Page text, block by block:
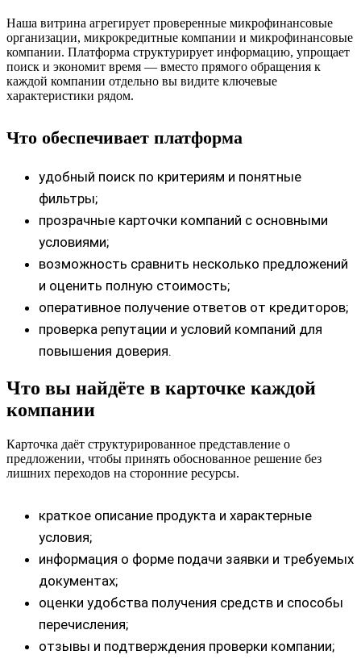
Наша витрина агрегирует проверенные микрофинансовые
организации, микрокредитные компании и микрофинансовые
компании. Платформа структурирует информацию, упрощает
поиск и экономит время — вместо прямого обращения к
каждой компании отдельно вы видите ключевые
характеристики рядом.
Что обеспечивает платформа
удобный поиск по критериям и понятные
фильтры;
прозрачные карточки компаний с основными
условиями;
возможность сравнить несколько предложений
и оценить полную стоимость;
оперативное получение ответов от кредиторов;
проверка репутации и условий компаний для
повышения доверия.
Что вы найдёте в карточке каждой
компании
Карточка даёт структурированное представление о
предложении, чтобы принять обоснованное решение без
лишних переходов на сторонние ресурсы.
краткое описание продукта и характерные
условия;
информация о форме подачи заявки и требуемых
документах;
оценки удобства получения средств и способы
перечисления;
отзывы и подтверждения проверки компании;